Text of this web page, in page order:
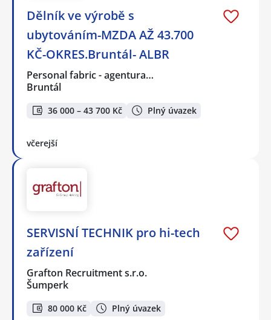
Dělník ve výrobě s
ubytováním-MZDA AŽ 43.700
KČ-OKRES.Bruntál- ALBR
Personal fabric - agentura…
Bruntál
36 000 – 43 700 Kč Plný úvazek
včerejší
SERVISNÍ TECHNIK pro hi-tech
zařízení
Grafton Recruitment s.r.o.
Šumperk
80 000 Kč Plný úvazek